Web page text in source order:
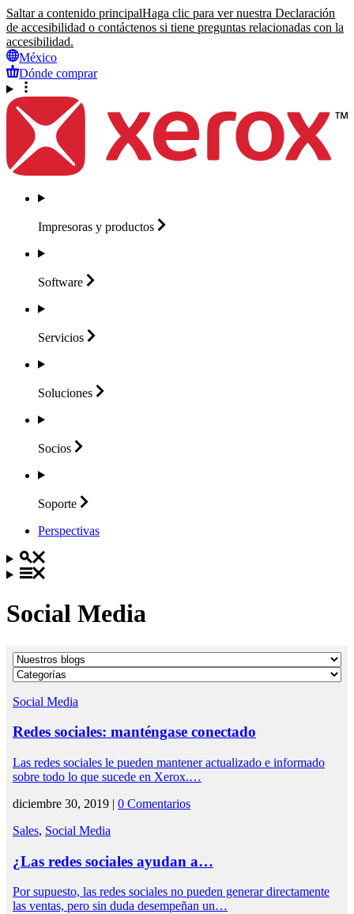
Saltar a contenido principalHaga clic para ver nuestra Declaración
de accesibilidad o contáctenos si tiene preguntas relacionadas con la
accesibilidad.
México
Dónde comprar
Impresoras y productos
Software
Servicios
Soluciones
Socios
Soporte
Perspectivas
Social Media
Social Media
Redes sociales: manténgase conectado
Las redes sociales le pueden mantener actualizado e informado
sobre todo lo que sucede en Xerox.…
diciembre 30, 2019 | 0 Comentarios
Sales, Social Media
¿Las redes sociales ayudan a…
Por supuesto, las redes sociales no pueden generar directamente
las ventas, pero sin duda desempeñan un…